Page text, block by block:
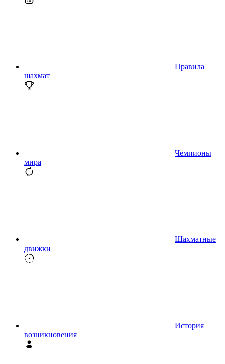
Правила
шахмат
Чемпионы
мира
Шахматные
движки
История
возникновения